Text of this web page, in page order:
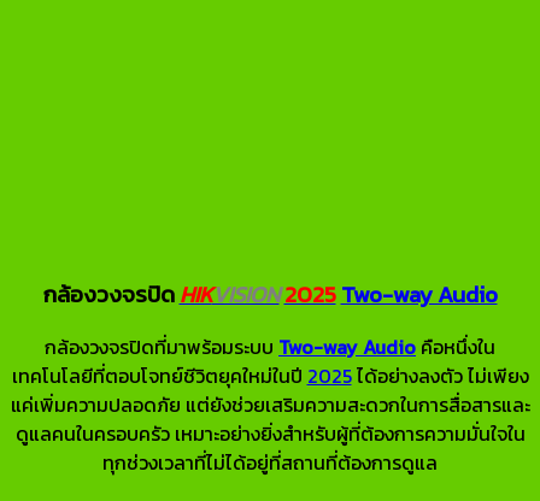
กล้องวงจรปิดHIKVISION2025Two-way Audio
กล้องวงจรปิดที่มาพร้อมระบบ Two-way Audio คือหนึ่งใน
เทคโนโลยีที่ตอบโจทย์ชีวิตยุคใหม่ในปี 2025ได้อย่างลงตัว ไม่เพียง
แค่เพิ่มความปลอดภัย แต่ยังช่วยเสริมความสะดวกในการสื่อสารและ
ดูแลคนในครอบครัว เหมาะอย่างยิ่งสำหรับผู้ที่ต้องการความมั่นใจใน
ทุกช่วงเวลาที่ไม่ได้อยู่ที่สถานที่ต้องการดูแล